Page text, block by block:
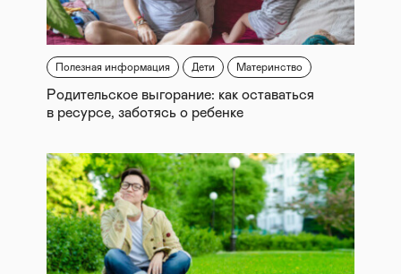
Полезная информация Дети Материнство
Родительское выгорание: как оставаться
в ресурсе, заботясь о ребенке